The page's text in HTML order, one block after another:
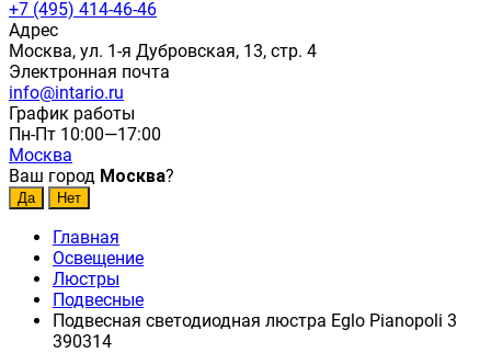
+7 (495) 414-46-46
Адрес
Москва, ул. 1-я Дубровская, 13, стр. 4
Электронная почта
info@intario.ru
График работы
Пн-Пт 10:00—17:00
Москва
Ваш город Москва?
Главная
Освещение
Люстры
Подвесные
Подвесная светодиодная люстра Eglo Pianopoli 3
390314